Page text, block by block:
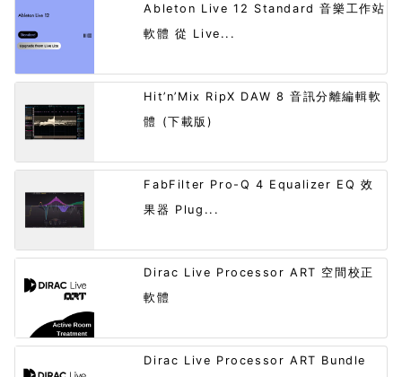
Ableton Live 12 Standard 音樂工作站
軟體 從 Live...
Hit’n’Mix RipX DAW 8 音訊分離編輯軟
體 (下載版)
FabFilter Pro-Q 4 Equalizer EQ 效
果器 Plug...
Dirac Live Processor ART 空間校正
軟體
Dirac Live Processor ART Bundle